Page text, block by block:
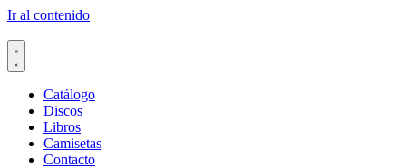
Ir al contenido
Catálogo
Discos
Libros
Camisetas
Contacto